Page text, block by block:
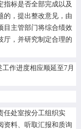
指标是否全部完成以及
的，提出整改意见，由
目主管部门将综合绩效
厅，并研究制定合理的
作进度相应顺延至7月
任处室按分工组织实
资料、听取汇报和质询